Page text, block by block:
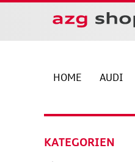
HOME AUDI
KATEGORIEN